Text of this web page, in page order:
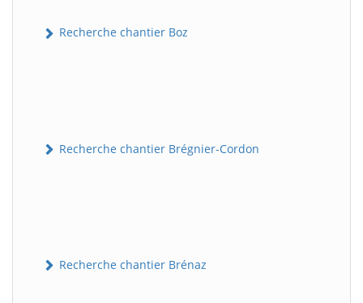
Recherche chantier Boz
Recherche chantier Brégnier-Cordon
Recherche chantier Brénaz